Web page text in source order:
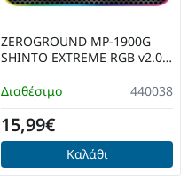
Διαθέσιμο 440038
ZEROGROUND MP-1900G
SHINTO EXTREME RGB v2.0
Mousepad
15,99€
Καλάθι